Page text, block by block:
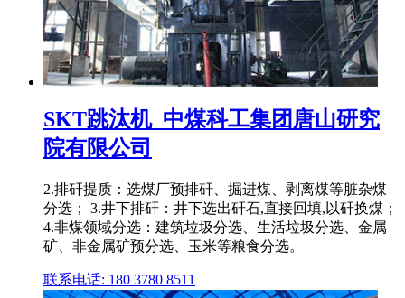
SKT跳汰机_中煤科工集团唐山研究
院有限公司
2.排矸提质：选煤厂预排矸、掘进煤、剥离煤等脏杂煤
分选； 3.井下排矸：井下选出矸石,直接回填,以矸换煤；
4.非煤领域分选：建筑垃圾分选、生活垃圾分选、金属
矿、非金属矿预分选、玉米等粮食分选。
联系电话: 180 3780 8511